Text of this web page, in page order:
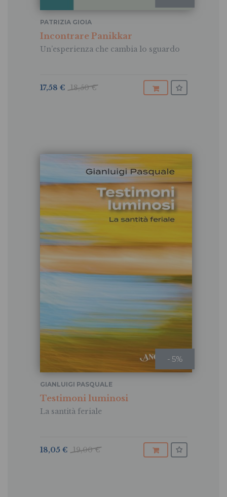
Incontrare Panikkar
Un’esperienza che cambia lo sguardo
PATRIZIA GIOIA
18,50 €
17,58 €
- 5%
Testimoni luminosi
La santità feriale
GIANLUIGI PASQUALE
19,00 €
18,05 €